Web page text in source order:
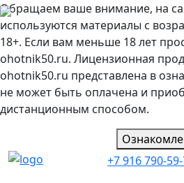
Обращаем ваше внимание, на
используются материалы с
18+. Если вам меньше 18 лет
ohotnik50.ru. Лицензионная
ohotnik50.ru представлена в
не может быть оплачена и
дистанционным способом.
+7 916 790-